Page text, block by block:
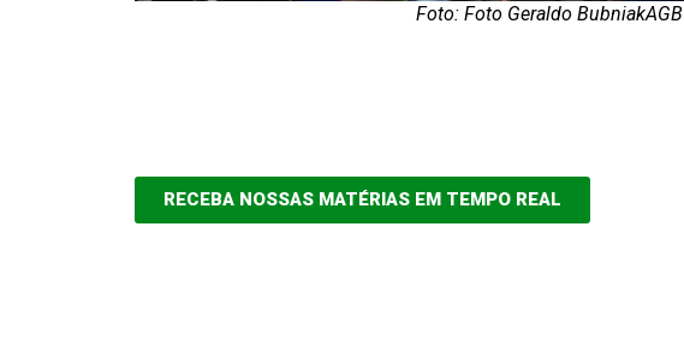
Foto: Foto Geraldo BubniakAGB
RECEBA NOSSAS MATÉRIAS EM TEMPO REAL